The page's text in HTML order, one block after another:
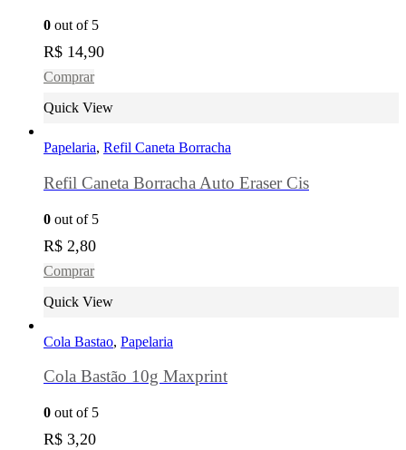
0 out of 5
R$ 14,90
Comprar
Quick View
Papelaria, Refil Caneta Borracha
Refil Caneta Borracha Auto Eraser Cis
0 out of 5
R$ 2,80
Comprar
Quick View
Cola Bastao, Papelaria
Cola Bastão 10g Maxprint
0 out of 5
R$ 3,20